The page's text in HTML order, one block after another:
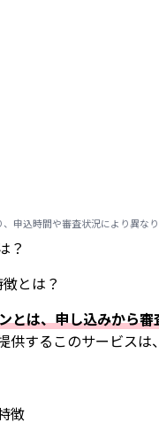
申込時間や審査状況により異なり
？
とは、申し込みから
するこのサービス
徴